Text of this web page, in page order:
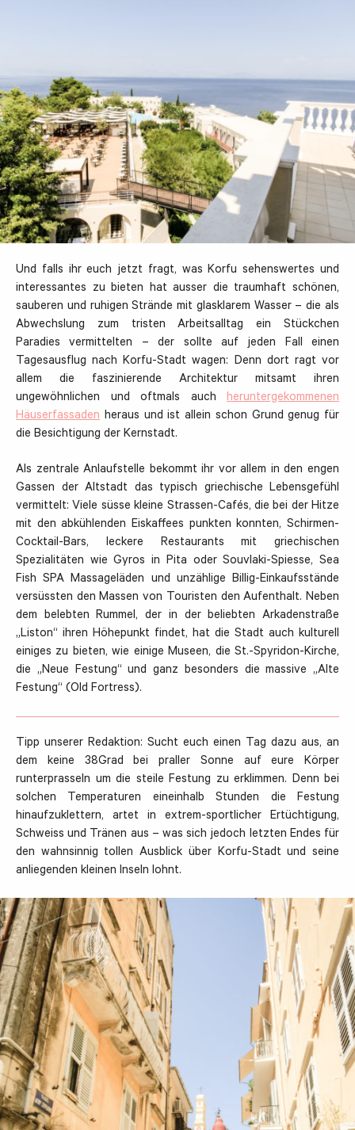
Und falls ihr euch jetzt fragt, was Korfu sehenswertes und
interessantes zu bieten hat ausser die traumhaft schönen,
sauberen und ruhigen Strände mit glasklarem Wasser – die als
Abwechslung zum tristen Arbeitsalltag ein Stückchen
Paradies vermittelten – der sollte auf jeden Fall einen
Tagesausflug nach Korfu-Stadt wagen: Denn dort ragt vor
allem die faszinierende Architektur mitsamt ihren
ungewöhnlichen und oftmals auch heruntergekommenen
Häuserfassaden heraus und ist allein schon Grund genug für
die Besichtigung der Kernstadt.
Als zentrale Anlaufstelle bekommt ihr vor allem in den engen
Gassen der Altstadt das typisch griechische Lebensgefühl
vermittelt: Viele süsse kleine Strassen-Cafés, die bei der Hitze
mit den abkühlenden Eiskaffees punkten konnten, Schirmen-
Cocktail-Bars, leckere Restaurants mit griechischen
Spezialitäten wie Gyros in Pita oder Souvlaki-Spiesse, Sea
Fish SPA Massageläden und unzählige Billig-Einkaufsstände
versüssten den Massen von Touristen den Aufenthalt. Neben
dem belebten Rummel, der in der beliebten Arkadenstraße
„Liston“ ihren Höhepunkt findet, hat die Stadt auch kulturell
einiges zu bieten, wie einige Museen, die St.-Spyridon-Kirche,
die „Neue Festung“ und ganz besonders die massive „Alte
Festung“ (Old Fortress).
Tipp unserer Redaktion: Sucht euch einen Tag dazu aus, an
dem keine 38Grad bei praller Sonne auf eure Körper
runterprasseln um die steile Festung zu erklimmen. Denn bei
solchen Temperaturen eineinhalb Stunden die Festung
hinaufzuklettern, artet in extrem-sportlicher Ertüchtigung,
Schweiss und Tränen aus – was sich jedoch letzten Endes für
den wahnsinnig tollen Ausblick über Korfu-Stadt und seine
anliegenden kleinen Inseln lohnt.